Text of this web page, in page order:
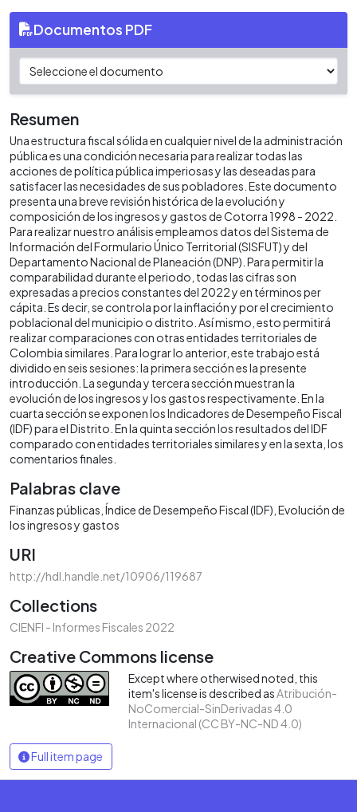
Documentos PDF
Resumen
Una estructura fiscal sólida en cualquier nivel de la administración
pública es una condición necesaria para realizar todas las
acciones de política pública imperiosas y las deseadas para
satisfacer las necesidades de sus pobladores. Este documento
presenta una breve revisión histórica de la evolución y
composición de los ingresos y gastos de Cotorra 1998 - 2022.
Para realizar nuestro análisis empleamos datos del Sistema de
Información del Formulario Único Territorial (SISFUT) y del
Departamento Nacional de Planeación (DNP). Para permitir la
comparabilidad durante el periodo, todas las cifras son
expresadas a precios constantes del 2022 y en términos per
cápita. Es decir, se controla por la inflación y por el crecimiento
poblacional del municipio o distrito. Así mismo, esto permitirá
realizar comparaciones con otras entidades territoriales de
Colombia similares. Para lograr lo anterior, este trabajo está
dividido en seis sesiones: la primera sección es la presente
introducción. La segunda y tercera sección muestran la
evolución de los ingresos y los gastos respectivamente. En la
cuarta sección se exponen los Indicadores de Desempeño Fiscal
(IDF) para el Distrito. En la quinta sección los resultados del IDF
comparado con entidades territoriales similares y en la sexta, los
comentarios finales.
Palabras clave
Finanzas públicas Índice de Desempeño Fiscal (IDF) Evolución de
los ingresos y gastos
URI
http://hdl.handle.net/10906/119687
Collections
CIENFI - Informes Fiscales 2022
Creative Commons license
Except where otherwised noted, this
item's license is described asAtribución-
NoComercial-SinDerivadas 4.0
Internacional (CC BY-NC-ND 4.0)
Full item page